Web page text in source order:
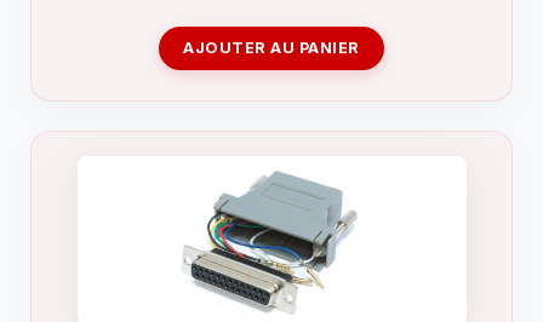
AJOUTER AU PANIER